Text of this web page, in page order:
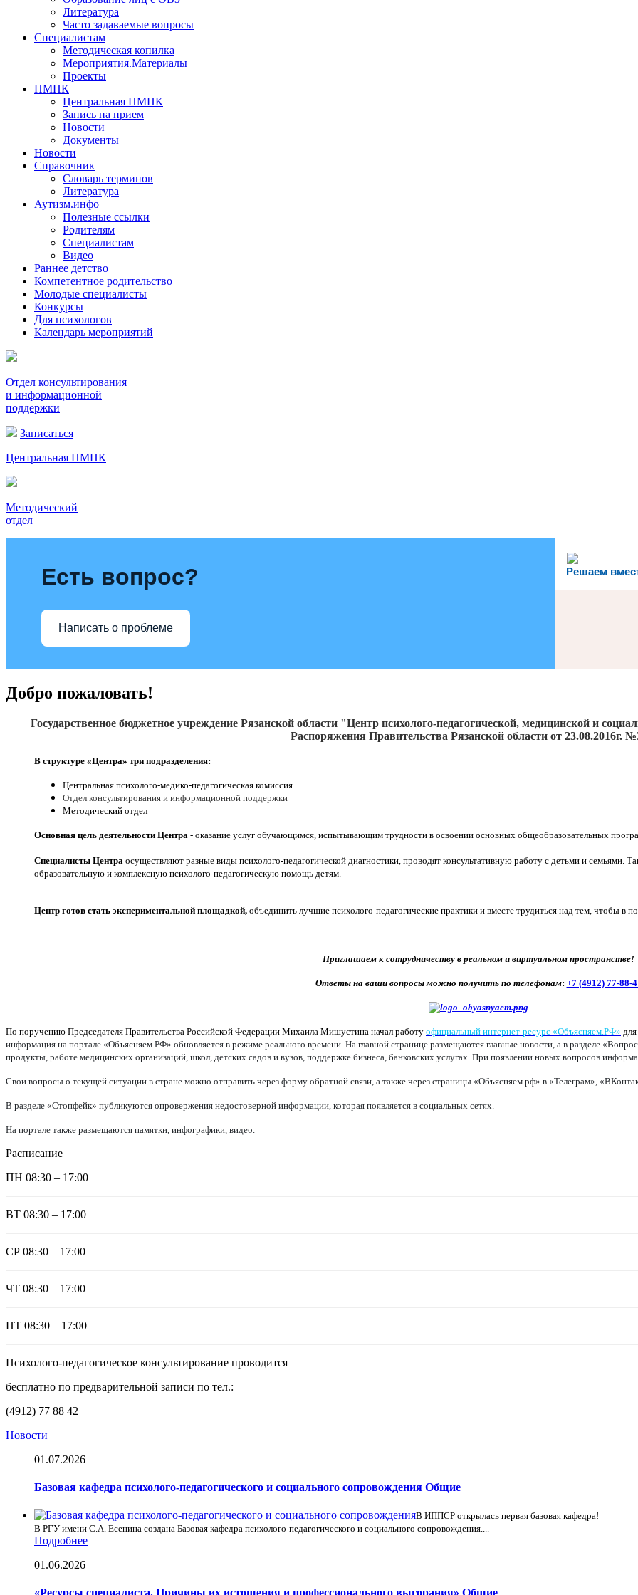
Литература
Часто задаваемые вопросы
Специалистам
Методическая копилка
Мероприятия.Материалы
Проекты
ПМПК
Центральная ПМПК
Запись на прием
Новости
Документы
Новости
Справочник
Словарь терминов
Литература
Аутизм.инфо
Полезные ссылки
Родителям
Специалистам
Видео
Раннее детство
Компетентное родительство
Молодые специалисты
Конкурсы
Для психологов
Календарь мероприятий
Отдел консультирования
и информационной
поддержки
Записаться
Центральная ПМПК
Методический
отдел
Решаем
Есть вопрос?
Написать о проблеме
Добро пожаловать!
Государственное бюджетное учреждение Рязанской области "Центр психолого-педагогической, медицинской и
Распоряжения Правительства Рязанской области от 23.08.2016г.
В структуре «Центра» три подразделения:
Центральная психолого-медико-педагогическая комиссия
Отдел консультирования и информационной поддержки
Методический отдел
Основная цель деятельности Центра - оказание услуг обучающимся, испытывающим трудности в освоении основных общеобразовательных
Специалисты Центра осуществляют разные виды психолого-педагогической диагностики, проводят консультативную работу с детьми и
образовательную и комплексную психолого-педагогическую помощь детям.
Центр готов стать экспериментальной площадкой, объединить лучшие психолого-педагогические практики и вместе трудиться над тем, чтобы в
Приглашаем к сотрудничеству в реальном и виртуальном пространстве!
Ответы на ваши вопросы можно получить по телефонам: +7 (4912) 77-88-
По поручению Председателя Правительства Российской Федерации Михаила Мишустина начал работу официальный интернет-ресурс «Объясняем.РФ»
информация на портале «Объясняем.РФ» обновляется в режиме реального времени. На главной странице размещаются главные новости, а в разделе
продукты, работе медицинских организаций, школ, детских садов и вузов, поддержке бизнеса, банковских услугах. При появлении новых вопросов
Свои вопросы о текущей ситуации в стране можно отправить через форму обратной связи, а также через страницы «Объясняем.рф» в «Телеграм»,
В разделе «Стопфейк» публикуются опровержения недостоверной информации, которая появляется в социальных сетях.
На портале также размещаются памятки, инфографики, видео.
Расписание
ПН 08:30 – 17:00
ВТ 08:30 – 17:00
СР 08:30 – 17:00
ЧТ 08:30 – 17:00
ПТ 08:30 – 17:00
Психолого-педагогическое консультирование проводится
бесплатно по предварительной записи по тел.:
(4912) 77 88 42
Новости
01.07.2026
Базовая кафедра психолого-педагогического и социального сопровождения Общие
В ИППСР открылась первая базовая кафедра!
В РГУ имени С.А. Есенина создана Базовая кафедра психолого-педагогического и социального сопровождения....
Подробнее
01.06.2026